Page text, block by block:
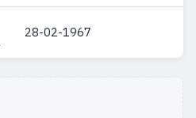
28-02-1967